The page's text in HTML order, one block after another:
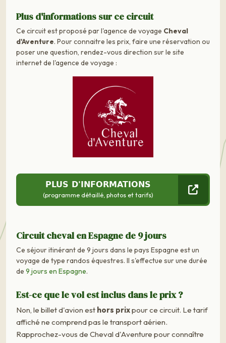
Plus d'informations sur ce circuit
Ce circuit est proposé par l'agence de voyage Cheval
d'Aventure. Pour connaitre les prix, faire une réservation ou
poser une question, rendez-vous direction sur le site
internet de l'agence de voyage :
PLUS D'INFORMATIONS
(programme détaillé, photos et tarifs)
Circuit cheval en Espagne de 9 jours
Ce séjour itinérant de 9 jours dans le pays Espagne est un
voyage de type randos équestres. Il s'effectue sur une durée
de 9 jours en Espagne.
Est-ce que le vol est inclus dans le prix ?
Non, le billet d'avion est hors prixpour ce circuit. Le tarif
affiché ne comprend pas le transport aérien.
Rapprochez-vous de Cheval d'Aventure pour connaître